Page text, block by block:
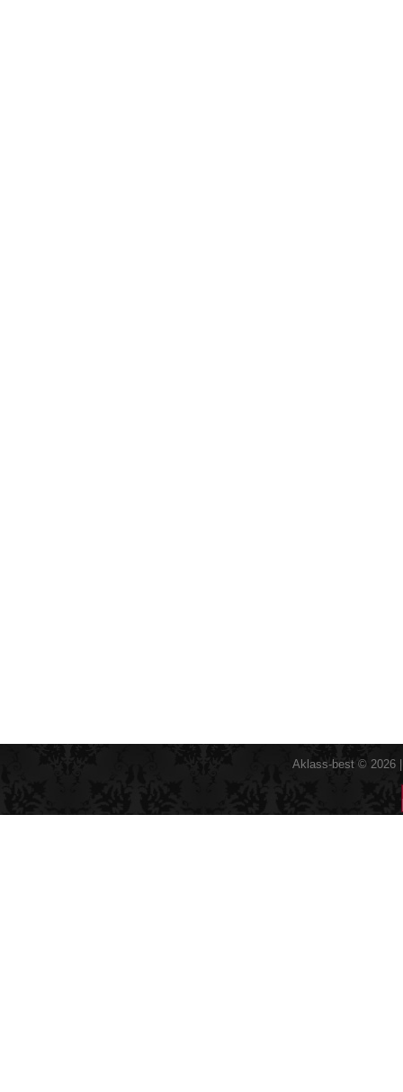
Aklass-best © 2026